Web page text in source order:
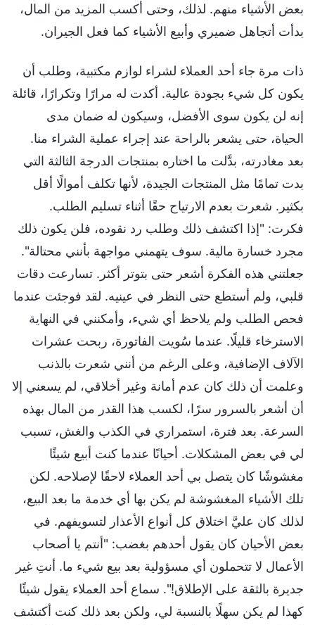
بعض الأشياء منهم. لذلك، وحتى أكسب المزيد من المال،
بدأت أتجاهل ضميري وأبيع الأشياء كما فعل الجيران.
ذات مرة جاء أحد العملاء لشراء لوازم مكتبية، وطلب أن
يكون كل شيء بجودة عالية. أكدت له مرارًا وتكرارًا، قائلة
إنه لن يكون سوى الأفضل، وسيكون له ضمان مدى
الحياة، حتى يشعر بالراحة عند إجراء عملية الشراء منا.
بعد مغادرته، بدَّلت ما اختاره بمنتجات الدرجة الثالثة التي
بدت تمامًا مثل المنتجات الجيدة، لأنها تكلف أموالًا أقل
بكثير. شعرت بعدم الارتياح حقًا أثناء تسليم الطلب.
فكرت: "إذا اكتشف ذلك وطلب رد نقوده، فلن يكون ذلك
مجرد خسارة مالية. سوف يتهمني مواجهة بأنني محتالة".
جعلتني هذه الفكرة أشعر حتى بتوتر أكثر. تسارعت دقات
قلبي، ولم أستطع حتى النظر في عينيه. لقد فوجئت عندما
فحص الطلب ولم يلاحظ أي شيء، وأمكنني في النهاية
الاسترخاء قليلًا. عندما سُويت الفاتورة، ربحت عشرات
الآلاف الإضافية، وعلى الرغم من أنني شعرت بالذنب
وعلمت أن ذلك كان عدم أمانة وغير أخلاقي، لم يسعني إلا
أن أشعر بالسرور سرًا، لكسب هذا القدر من المال بهذه
السرعة. بعد فترة، استمراري في الكذب والغش، تسبب
لي في بعض المشكلات. أحيانًا عندما كنت أبيع شيئًا
مغشوشًا كان يتصل بي أحد العملاء لاحقًا لإصلاحه. لكن
تلك الأشياء المغشوشة لم يكن بها أي خدمة ما بعد البيع،
لذلك كان عليَّ اختلاق كل أنواع الأعذار لتسويفهم. في
بعض الأحيان كان يقول أحدهم بغضب: "أنتم يا أصحاب
الأعمال لا تتحملون أي مسؤولية بعد بيع شيء ما. أنتِ غير
جديرة بالثقة على الإطلاق!". سماع أحد العملاء يقول شيئًا
كهذا لم يكن سهلًا بالنسبة لي، ولكن بعد ذلك كنت أكتشف